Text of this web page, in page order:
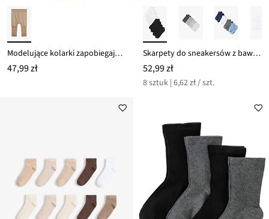
Modelujące kolarki zapobiegające otarciom, 30 DEN
47,99 zł
Skarpety do sneakersów z bawełny organicznej (8 par)
52,99 zł
8 sztuk | 6,62 zł / szt.